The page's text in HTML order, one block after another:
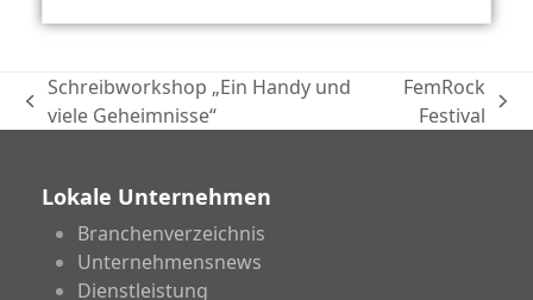
vorheriger
Schreibworkshop „Ein Handy und
viele Geheimnisse“
Nächster
FemRock
Festival
Lokale Unternehmen
Branchenverzeichnis
Unternehmensnews
Dienstleistung